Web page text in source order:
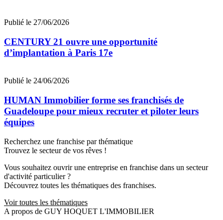
Publié le 27/06/2026
CENTURY 21 ouvre une opportunité
d’implantation à Paris 17e
Publié le 24/06/2026
HUMAN Immobilier forme ses franchisés de
Guadeloupe pour mieux recruter et piloter leurs
équipes
Recherchez une franchise par thématique
Trouvez le secteur de vos rêves !
Vous souhaitez ouvrir une entreprise en franchise dans un secteur
d'activité particulier ?
Découvrez toutes les thématiques des franchises.
Voir toutes les thématiques
A propos de GUY HOQUET L'IMMOBILIER